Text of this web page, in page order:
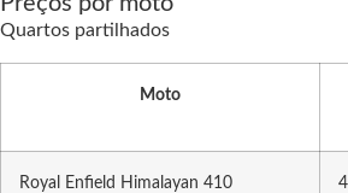
Quartos partilhados
Moto
Royal Enfield Himalayan 410